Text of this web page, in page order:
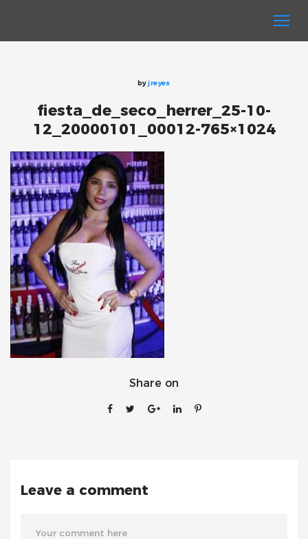
byjreyes
fiesta_de_seco_herrer_25-10-
12_20000101_00012-765×1024
Share on
Leave a comment